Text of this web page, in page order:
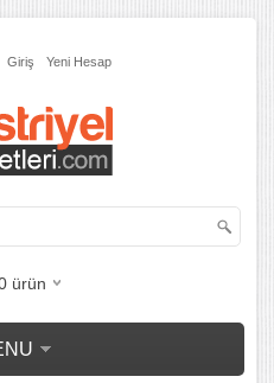
Giriş Yeni Hesap
ürün